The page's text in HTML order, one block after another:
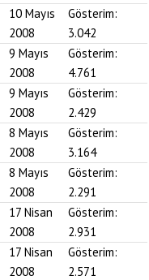
10 Mayıs
2008
Gösterim:
3.042
9 Mayıs
2008
Gösterim:
4.761
9 Mayıs
2008
Gösterim:
2.429
8 Mayıs
2008
Gösterim:
3.164
8 Mayıs
2008
Gösterim:
2.291
17 Nisan
2008
Gösterim:
2.931
17 Nisan
2008
Gösterim:
2.571